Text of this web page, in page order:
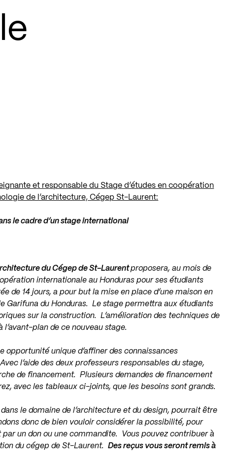
et responsable du Stage d’études en coopération
de l’architecture, Cégep St-Laurent:
le cadre d’un stage international
du Cégep de St-Laurentproposera, au mois de
internationale au Honduras pour ses étudiants
de 14 jours, a pour but la mise en place d’une maison en
Garifuna du Honduras. Le stage permettra aux étudiants
sur la construction. L’amélioration des techniques de
plan de ce nouveau stage.
opportunité unique d’affiner des connaissances
l’aide des deux professeurs responsables du stage,
de financement. Plusieurs demandes de financement
avec les tableaux ci-joints, que les besoins sont grands.
le domaine de l’architecture et du design, pourrait être
donc de bien vouloir considérer la possibilité, pour
un don ou une commandite. Vous pouvez contribuer à
du cégep de St-Laurent.Des reçus vous seront remis à